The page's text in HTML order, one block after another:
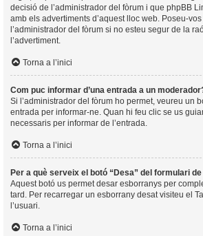
decisió de l’administrador del fòrum i que phpBB
amb els advertiments d’aquest lloc web. Poseu-
l’administrador del fòrum si no esteu segur de la
l’advertiment.
Torna a l’inici
Com puc informar d’una entrada a un
Si l’administrador del fòrum ho permet, veureu un
entrada per informar-ne. Quan hi feu clic se us
necessaris per informar de l’entrada.
Torna a l’inici
Per a què serveix el botó “Desa” del formulari
Aquest botó us permet desar esborranys per
tard. Per recarregar un esborrany desat visiteu el
l’usuari.
Torna a l’inici